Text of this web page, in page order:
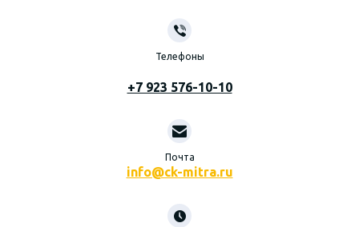
Телефоны
+7 923 576-10-10
Почта
info@ck-mitra.ru